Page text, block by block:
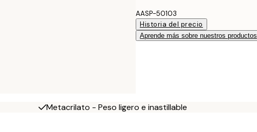
AASP-50103
Historia del precio
Aprende más sobre nuestros productos
Metacrilato - Peso ligero e inastillable